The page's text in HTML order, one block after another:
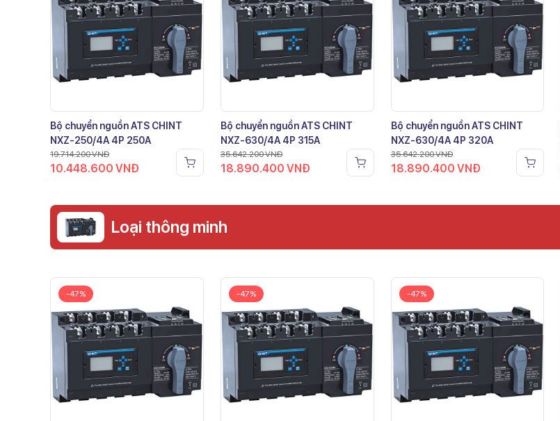
Bộ chuyển nguồn ATS CHINT
NXZ-250/4A 4P 250A
19.714.200VNĐ
10.448.600 VNĐ
Bộ chuyển nguồn ATS CHINT
NXZ-630/4A 4P 315A
35.642.200VNĐ
18.890.400 VNĐ
Bộ chuyển nguồn ATS CHINT
NXZ-630/4A 4P 320A
35.642.200VNĐ
18.890.400 VNĐ
Loại thông minh
-47% -47% -47%